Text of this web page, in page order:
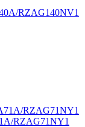
RZAG140NV1
RZAG71NY1